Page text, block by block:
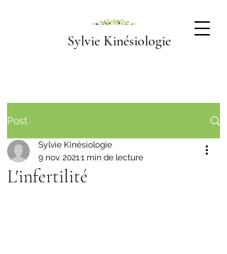
Sylvie Kinésiologie
Post
L'infertilité
Sylvie Kinésiologie
9 nov. 20211 min de lecture